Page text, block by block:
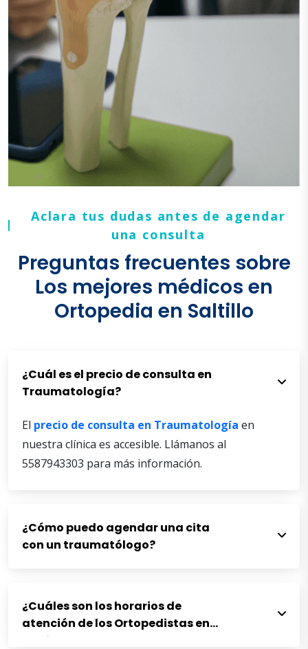
Aclara tus dudas antes de agendar
una consulta
Preguntas frecuentes sobre
Los mejores médicos en
Ortopedia en Saltillo
¿Cuál es el precio de consulta en
Traumatología?
El precio de consulta en Traumatología en
nuestra clínica es accesible. Llámanos al
5587943303 para más información.
¿Cómo puedo agendar una cita
con un traumatólogo?
¿Cuáles son los horarios de
atención de los Ortopedistas en
Saltillo?